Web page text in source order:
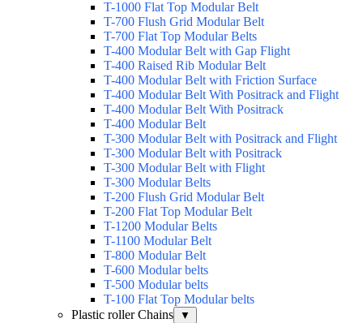
T-1000 Flat Top Modular Belt
T-700 Flush Grid Modular Belt
T-700 Flat Top Modular Belts
T-400 Modular Belt with Gap Flight
T-400 Raised Rib Modular Belt
T-400 Modular Belt with Friction Surface
T-400 Modular Belt With Positrack and Flight
T-400 Modular Belt With Positrack
T-400 Modular Belt
T-300 Modular Belt with Positrack and Flight
T-300 Modular Belt with Positrack
T-300 Modular Belt with Flight
T-300 Modular Belts
T-200 Flush Grid Modular Belt
T-200 Flat Top Modular Belt
T-1200 Modular Belts
T-1100 Modular Belt
T-800 Modular Belt
T-600 Modular belts
T-500 Modular belts
T-100 Flat Top Modular belts
Plastic roller Chains
▼